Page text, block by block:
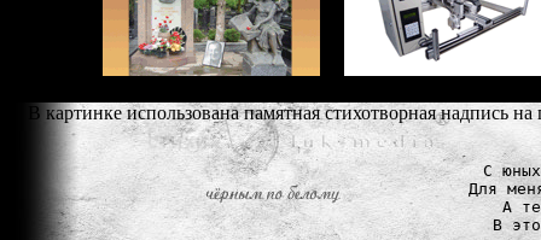
В картинке использована памятная стихотворная
С
Для
А
В